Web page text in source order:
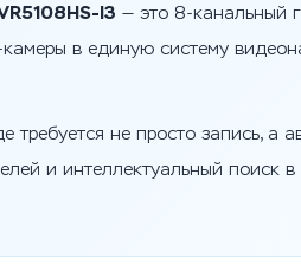
I3 — это 8-канальный
в единую систему
требуется не просто запись, а
и интеллектуальный поиск в